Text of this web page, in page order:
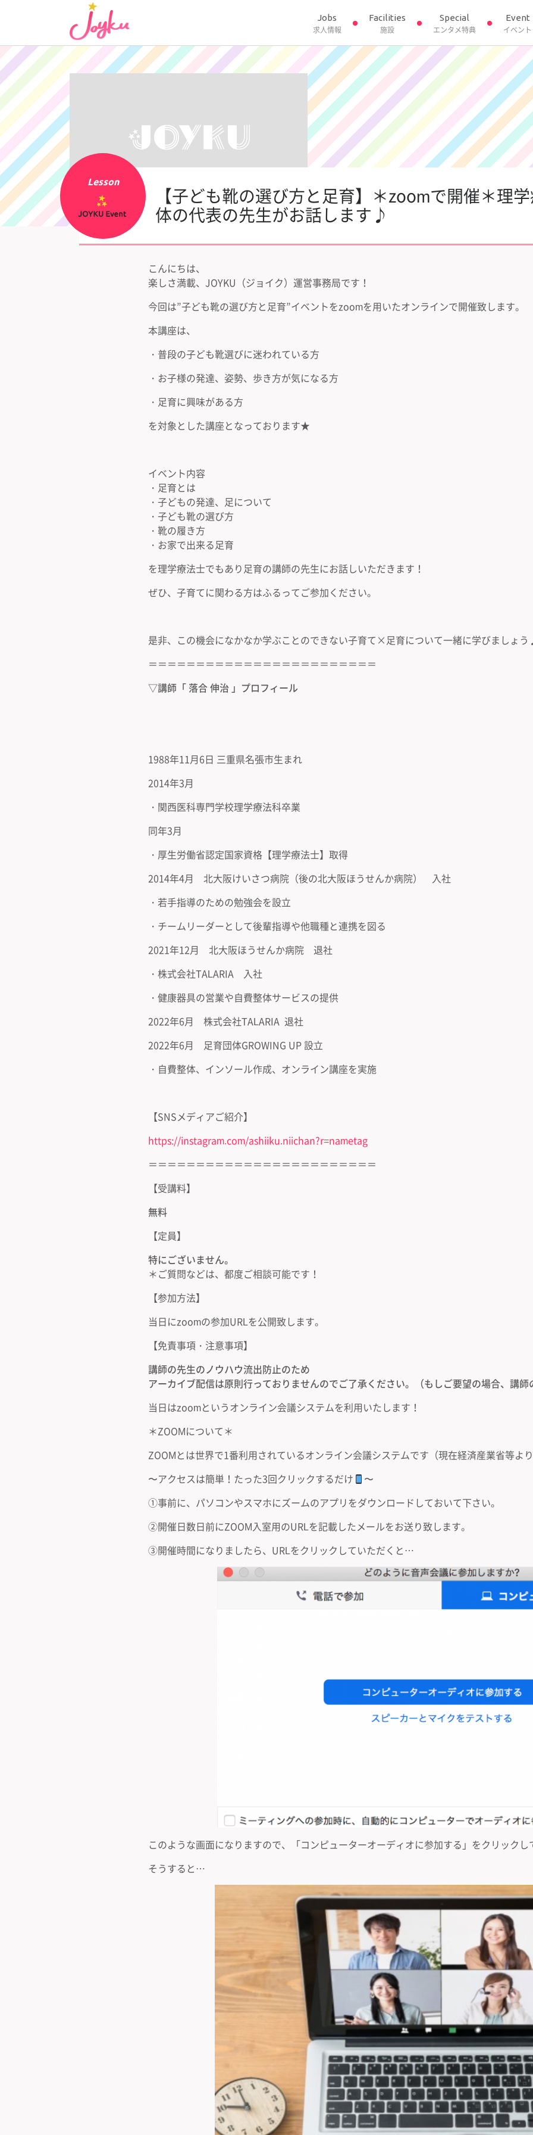
ン
ツ
へ
ス
キ
ッ
プ
Jobs
求人情報
Facilities
施設
Special
エンタメ特典
Event
イベント
【子ども靴の選び方と足育】＊zoomで開催＊理
体の代表の先生がお話します♪
Lesson
こんにちは、
楽しさ満載、JOYKU（ジョイク）運営事務局です！
今回は”子ども靴の選び方と足育”イベントをzoomを用いたオンラインで開催致します。
本講座は、
・普段の子ども靴選びに迷われている方
・お子様の発達、姿勢、歩き方が気になる方
・足育に興味がある方
を対象とした講座となっております★
イベント内容
・足育とは
・子どもの発達、足について
・子ども靴の選び方
・靴の履き方
・お家で出来る足育
を理学療法士でもあり足育の講師の先生にお話しいただきます！
ぜひ、子育てに関わる方はふるってご参加ください。
是非、この機会になかなか学ぶことのできない子育て×足育について一緒に学びましょ
＝＝＝＝＝＝＝＝＝＝＝＝＝＝＝＝＝＝＝＝＝＝＝＝
▽講師「 落合 伸治 」プロフィール
1988年11月6日 三重県名張市生まれ
2014年3月
・関西医科専門学校理学療法科卒業
同年3月
・厚生労働省認定国家資格【理学療法士】取得
2014年4月 北大阪けいさつ病院（後の北大阪ほうせんか病院） 入社
・若手指導のための勉強会を設立
・チームリーダーとして後輩指導や他職種と連携を図る
2021年12月 北大阪ほうせんか病院 退社
・株式会社TALARIA 入社
・健康器具の営業や自費整体サービスの提供
2022年6月 株式会社TALARIA 退社
2022年6月 足育団体GROWING UP 設立
・自費整体、インソール作成、オンライン講座を実施
【SNSメディアご紹介】
https://instagram.com/ashiiku.niichan?r=nametag
＝＝＝＝＝＝＝＝＝＝＝＝＝＝＝＝＝＝＝＝＝＝＝＝
【受講料】
無料
【定員】
特にございません。
＊ご質問などは、都度ご相談可能です！
【参加方法】
当日にzoomの参加URLを公開致します。
【免責事項・注意事項】
講師の先生のノウハウ流出防止のため
アーカイブ配信は原則行っておりませんのでご了承ください。（もしご要望の場合、講
当日はzoomというオンライン会議システムを利用いたします！
＊ZOOMについて＊
ZOOMとは世界で1番利用されているオンライン会議システムです（現在経済産業省等よ
〜アクセスは簡単！たった3回クリックするだけ
〜
①事前に、パソコンやスマホにズームのアプリをダウンロードしておいて下さい。
②開催日数日前にZOOM入室用のURLを記載したメールをお送り致します。
③開催時間になりましたら、URLをクリックしていただくと…
このような画面になりますので、「コンピューターオーディオに参加する」をクリックし
そうすると…